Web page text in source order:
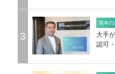
3
熊本の
大手
認可